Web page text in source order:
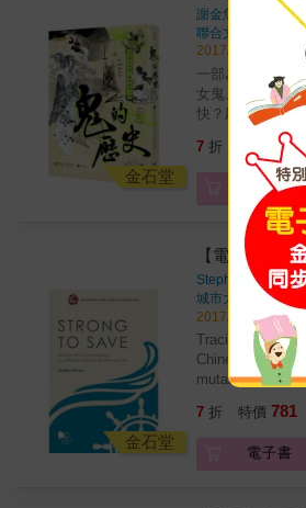
金石堂
謝金魚、陳韋聿、
聯合文學
2017/07/12 出版
一部為鬼喉舌的怪書！ ★「故事」網站超人氣作家X新銳畫家金芸萱──是擅長說鬼故事的朋友呢！&
女鬼、碟仙&hellip;&hellip;跨越
快？屍屍戀也能有好結局？& 陽間鬼陰間人，一探鬼界潛規則 從鬼的史料中，我們看
與溫柔。而人界的規
打考生？ ．為什麼女鬼都要到人間找帥哥？陰間沒有帥哥嗎？ ．含冤而死的鬼魂，怨念比核災還可怕？ 逢人說鬼，促進陰陽界的正面交流 所有
鬼故事，都脫
的立場，反思我
7 折 252
電子書
金石堂
【電子書】
Stephen DAVIES
城市大學
出版
2017/07/01 出版
Tracing its
Chinese society
mutable and
of Hong Kong
seafarers. This is a history of one of the most enduring institutions of Hong Kong, and the first of its kind. Using the Club&rsquo;s own records
7 折 特價 781
電子書